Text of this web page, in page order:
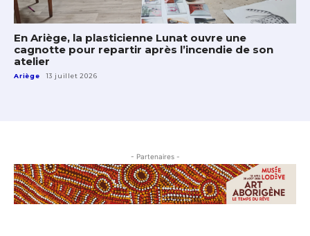
En Ariège, la plasticienne Lunat ouvre une
cagnotte pour repartir après l’incendie de son
atelier
Ariège 13 juillet 2026
- Partenaires -